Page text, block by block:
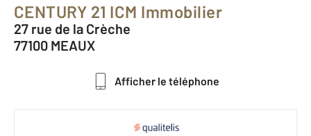
CENTURY 21 ICM Immobilier
27 rue de la Crèche
77100 MEAUX
Afficher le téléphone